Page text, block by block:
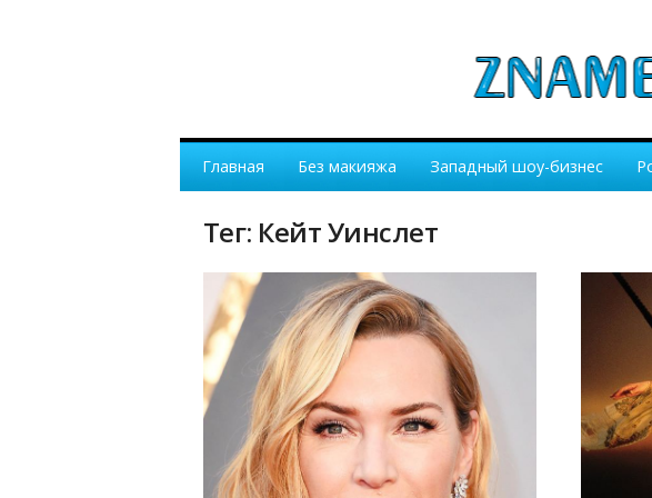
Главная Без макияжа Западный шоу-бизнес
Тег: Кейт Уинслет